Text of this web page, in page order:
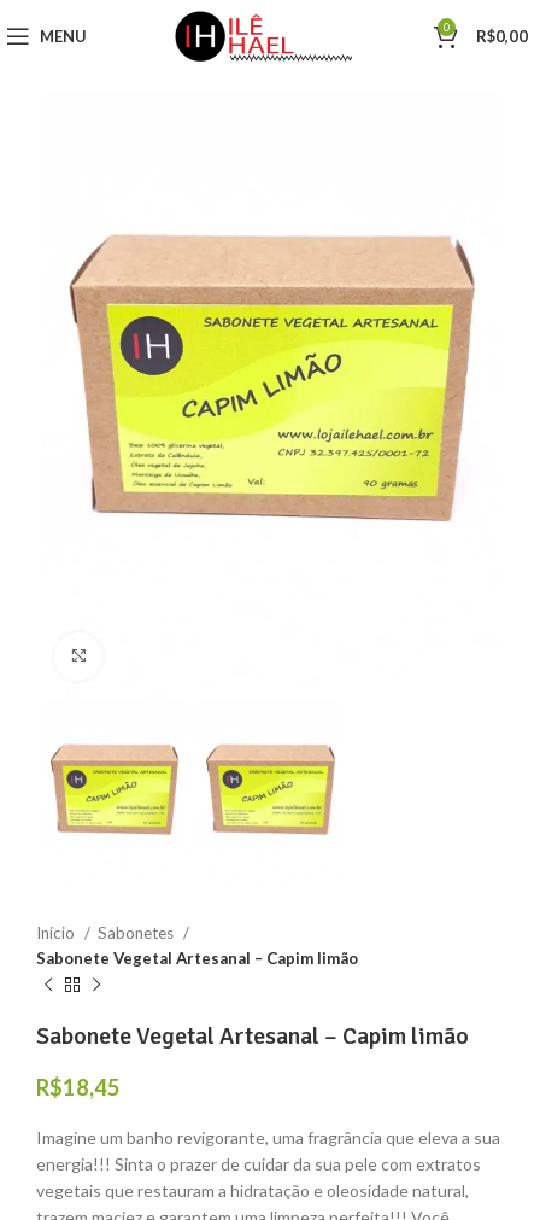
MENU 0 R$0,00
Início
Sabonetes
Sabonete Vegetal Artesanal – Capim limão
Sabonete Vegetal Artesanal – Capim limão
R$18,45
Imagine um banho revigorante, uma fragrância que eleva a sua
energia!!! Sinta o prazer de cuidar da sua pele com extratos
vegetais que restauram a hidratação e oleosidade natural,